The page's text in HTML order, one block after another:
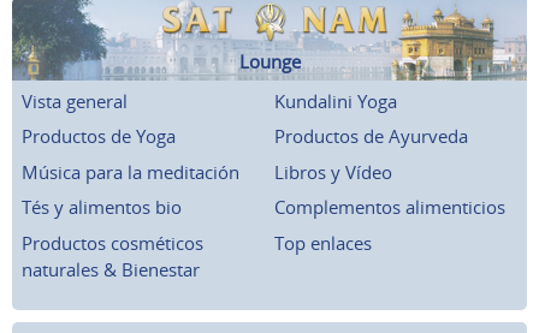
Lounge
Vista general
Kundalini Yoga
Productos de Yoga
Productos de Ayurveda
Música para la meditación
Libros y Vídeo
Tés y alimentos bio
Complementos alimenticios
Productos cosméticos
naturales & Bienestar
Top enlaces